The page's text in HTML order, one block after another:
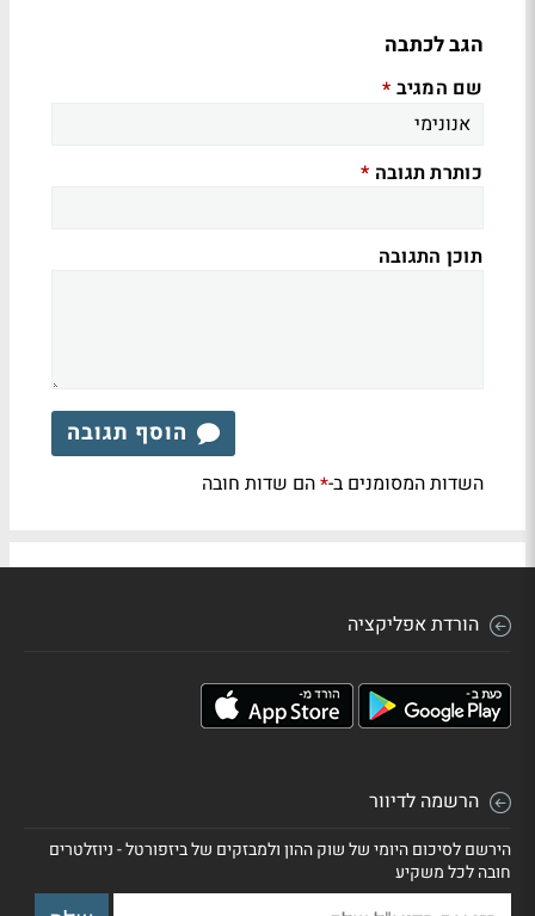
הגב לכתבה
שם המגיב *
כותרת תגובה *
תוכן התגובה
הוסף תגובה
השדות המסומנים ב-*הם שדות חובה
הורדת אפליקציה
הרשמה לדיוור
הירשם לסיכום היומי של שוק ההון ולמבזקים של ביזפורטל - ניוזלטרים
חובה לכל משקיע